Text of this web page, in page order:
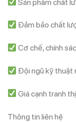
Sản phẩm chất
Đảm bảo chất
Cơ chế, chính
Đội ngũ kỹ thuật
Giá cạnh tranh
Thông tin liên hệ